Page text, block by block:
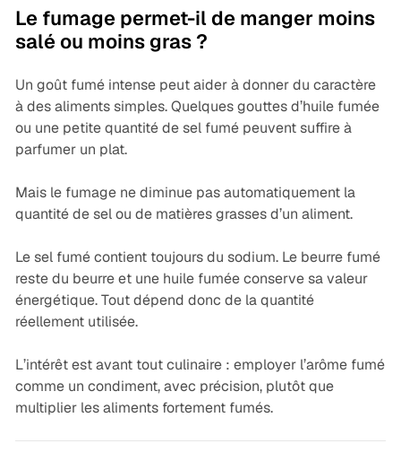
Le fumage permet-il de manger moins
salé ou moins gras ?
Un goût fumé intense peut aider à donner du caractère
à des aliments simples. Quelques gouttes d’huile fumée
ou une petite quantité de sel fumé peuvent suffire à
parfumer un plat.
Mais le fumage ne diminue pas automatiquement la
quantité de sel ou de matières grasses d’un aliment.
Le sel fumé contient toujours du sodium. Le beurre fumé
reste du beurre et une huile fumée conserve sa valeur
énergétique. Tout dépend donc de la quantité
réellement utilisée.
L’intérêt est avant tout culinaire : employer l’arôme fumé
comme un condiment, avec précision, plutôt que
multiplier les aliments fortement fumés.